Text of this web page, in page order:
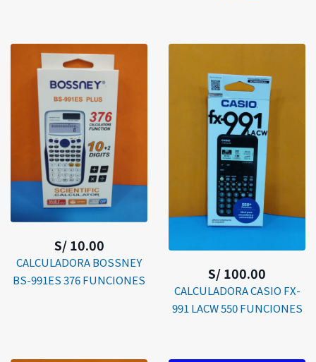
S/ 10.00
CALCULADORA BOSSNEY
BS-991ES 376 FUNCIONES
S/ 100.00
CALCULADORA CASIO FX-
991 LACW 550 FUNCIONES